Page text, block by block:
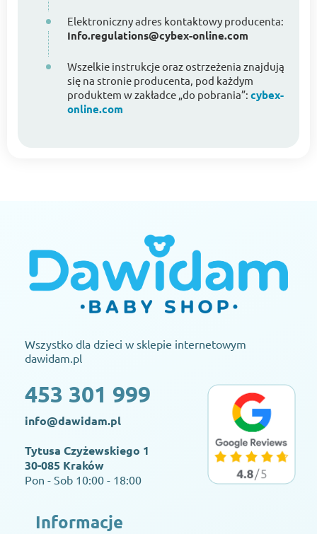
Elektroniczny adres kontaktowy producenta:
Info.regulations@cybex-online.com
Wszelkie instrukcje oraz ostrzeżenia znajdują
się na stronie producenta, pod każdym
produktem w zakładce „do pobrania”: cybex-
online.com
Wszystko dla dzieci w sklepie internetowym
dawidam.pl
453 301 999
info@dawidam.pl
Tytusa Czyżewskiego 1
30-085 Kraków
Pon - Sob 10:00 - 18:00
Informacje